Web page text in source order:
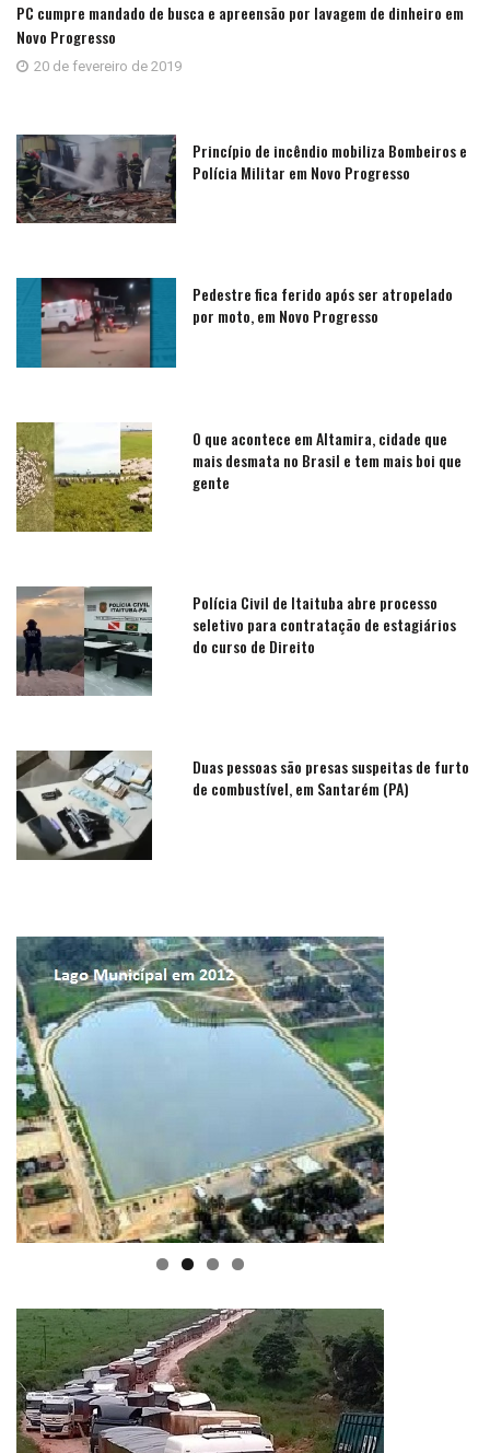
PC cumpre mandado de busca e apreensão por lavagem de dinheiro em
Novo Progresso
20 de fevereiro de 2019
Princípio de incêndio mobiliza Bombeiros e
Polícia Militar em Novo Progresso
Pedestre fica ferido após ser atropelado
por moto, em Novo Progresso
O que acontece em Altamira, cidade que
mais desmata no Brasil e tem mais boi que
gente
Polícia Civil de Itaituba abre processo
seletivo para contratação de estagiários
do curso de Direito
Duas pessoas são presas suspeitas de furto
de combustível, em Santarém (PA)